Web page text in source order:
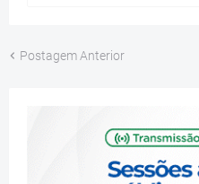
Postagem Anterior